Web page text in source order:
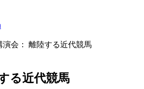
演会： 離陸する近代競馬
る近代競馬